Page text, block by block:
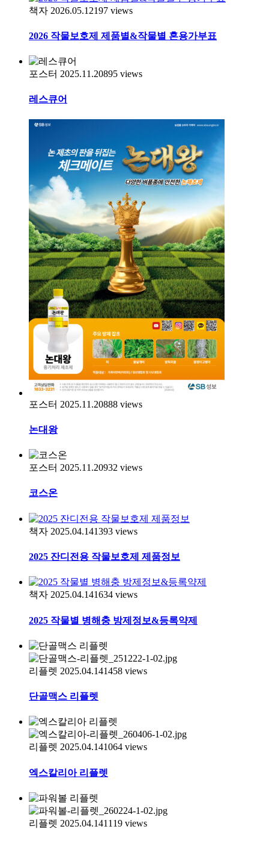
책자 2026.05.12197 views
2026 작물보호제 제품별&작물별 혼용가부표
포스터 2025.11.20895 views
레스큐어
포스터 2025.11.20888 views
논대왕
포스터 2025.11.20932 views
코스온
책자 2025.04.141393 views
2025 잔디전용 작물보호제 제품정보
책자 2025.04.141634 views
2025 작물별 병해충 방제정보&등록약제
리플렛 2025.04.141458 views
단골맥스 리플렛
리플렛 2025.04.141064 views
엑스칼리아 리플렛
리플렛 2025.04.141119 views